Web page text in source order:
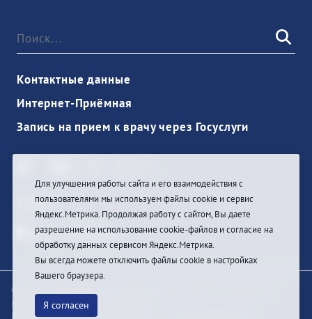
Контактные данные
Интернет-Приёмная
Запись на прием к врачу через Госуслуги
Войти
© При цитировании информации с сайта ссылка на
первоисточник обязательна
Разработка и техподдержка сайта
Для улучшения работы сайта и его взаимодействия с
пользователями мы используем файлы cookie и сервис
Яндекс.Метрика. Продолжая работу с сайтом, Вы даете
разрешение на использование cookie-файлов и согласие на
обработку данных сервисом Яндекс.Метрика.
Вы всегда можете отключить файлы cookie в настройках
Вашего браузера.
Я согласен